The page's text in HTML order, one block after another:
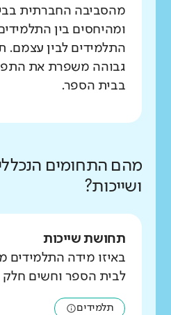
מהסביבה החברתית
ומהיחסים בין
התלמידים לבין עצמם.
גבוהה משפרת את
בבית הספר.
מהם התחומים
ושייכות?
תחושת שייכות
באיזו מידה התלמידים
לבית הספר וחשים חלק
תלמידים